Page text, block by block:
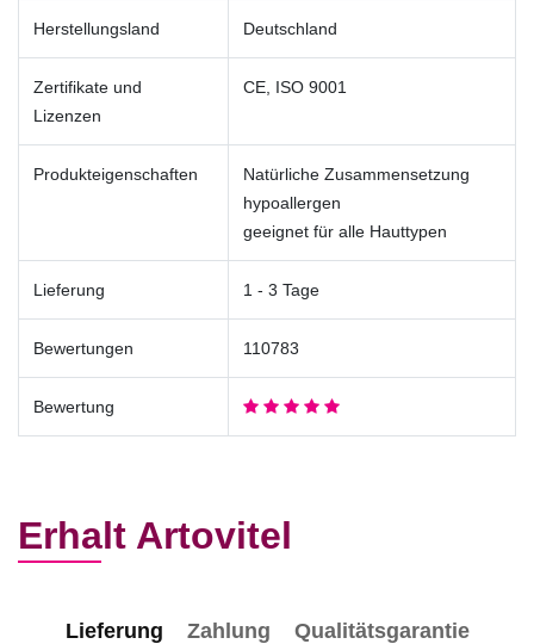
Herstellungsland Deutschland
Zertifikate und
Lizenzen
CE, ISO 9001
Produkteigenschaften
Natürliche Zusammensetzung
hypoallergen
geeignet für alle Hauttypen
Lieferung 1 - 3 Tage
Bewertungen 110783
Bewertung
Erhalt Artovitel
Lieferung Zahlung Qualitätsgarantie